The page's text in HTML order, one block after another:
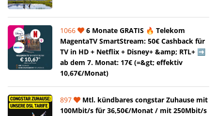
1066
6 Monate GRATIS 🔥 Telekom
MagentaTV SmartStream: 50€ Cashback für
TV in HD + Netflix + Disney+ &amp; RTL+ ➡️
ab dem 7. Monat: 17€ (=&gt; effektiv
10,67€/Monat)
897
Mtl. kündbares congstar Zuhause mit
100Mbit/s für 36,50€/Monat / mit 250Mbit/s